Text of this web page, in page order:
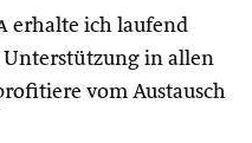
erhalte ich laufend
in allen
vom Austausch